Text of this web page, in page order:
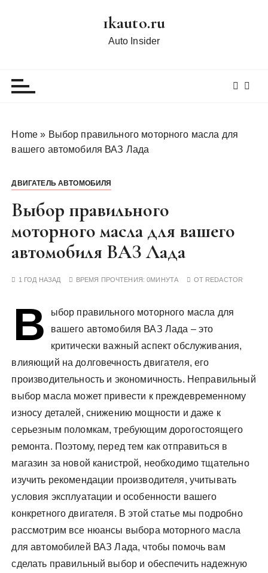
1kauto.ru
Auto Insider
Home » Выбор правильного моторного масла для
вашего автомобиля ВАЗ Лада
ДВИГАТЕЛЬ АВТОМОБИЛЯ
Выбор правильного
моторного масла для вашего
автомобиля ВАЗ Лада
1 ГОД НАЗАД ВРЕМЯ ПРОЧТЕНИЯ:0МИНУТА ОТ REDACTOR
В
ыбор правильного моторного масла для
вашего автомобиля ВАЗ Лада – это
критически важный аспект обслуживания,
влияющий на долговечность двигателя, его
производительность и экономичность. Неправильный
выбор масла может привести к преждевременному
износу деталей, снижению мощности и даже к
серьезным поломкам, требующим дорогостоящего
ремонта. Поэтому, перед тем как отправиться в
магазин за новой канистрой, необходимо тщательно
изучить рекомендации производителя, учитывать
условия эксплуатации и особенности вашего
конкретного двигателя. В этой статье мы подробно
рассмотрим все нюансы выбора моторного масла
для автомобилей ВАЗ Лада, чтобы помочь вам
сделать правильный выбор и обеспечить надежную